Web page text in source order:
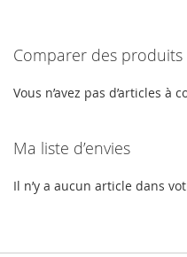
LISTE
D’ENVIE
Comparer des produits
Vous n’avez pas d’articles à
Ma liste d’envies
Il n’y a aucun article dans